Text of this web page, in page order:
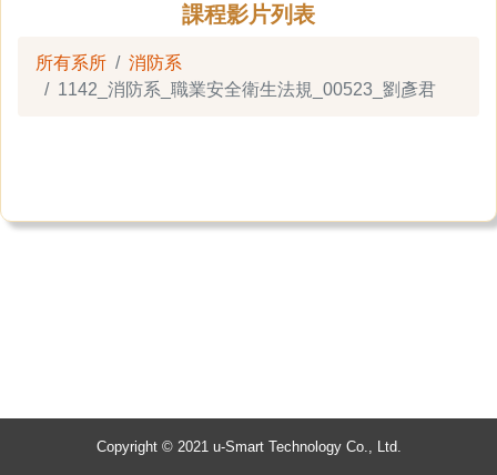
課程影片列表
所有系所
消防系
1142_消防系_職業安全衛生法規_00523_劉彥君
Copyright © 2021 u-Smart Technology Co., Ltd.